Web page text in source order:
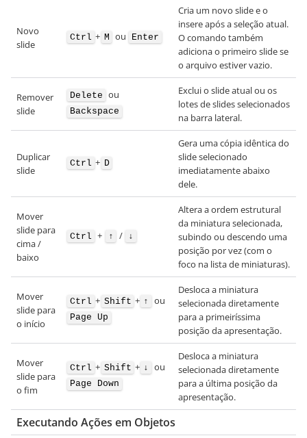
Novo
slide
Ctrl + M ou Enter
Cria um novo slide e o
insere após a seleção atual.
O comando também
adiciona o primeiro slide se
o arquivo estiver vazio.
Remover
slide
Delete ou
Backspace
Exclui o slide atual ou os
lotes de slides selecionados
na barra lateral.
Duplicar
slide
Ctrl + D
Gera uma cópia idêntica do
slide selecionado
imediatamente abaixo
dele.
Mover
slide para
cima /
baixo
Ctrl + ↑ / ↓
Altera a ordem estrutural
da miniatura selecionada,
subindo ou descendo uma
posição por vez (com o
foco na lista de miniaturas).
Mover
slide para
o início
Ctrl + Shift + ↑ ou
Page Up
Desloca a miniatura
selecionada diretamente
para a primeiríssima
posição da apresentação.
Mover
slide para
o fim
Ctrl + Shift + ↓ ou
Page Down
Desloca a miniatura
selecionada diretamente
para a última posição da
apresentação.
Executando Ações em Objetos